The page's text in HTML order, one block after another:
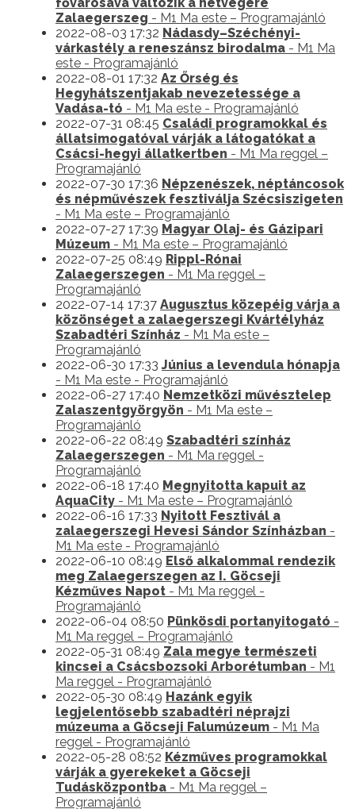
fővárosává változik a hétvégére
Zalaegerszeg - M1 Ma este – Programajánló
2022-08-03 17:32 Nádasdy–Széchényi-
várkastély a reneszánsz birodalma - M1 Ma
este - Programajánló
2022-08-01 17:32 Az Őrség és
Hegyhátszentjakab nevezetessége a
Vadása-tó - M1 Ma este - Programajánló
2022-07-31 08:45 Családi programokkal és
állatsimogatóval várják a látogatókat a
Csácsi-hegyi állatkertben - M1 Ma reggel –
Programajánló
2022-07-30 17:36 Népzenészek, néptáncosok
és népművészek fesztiválja Szécsiszigeten
- M1 Ma este – Programajánló
2022-07-27 17:39 Magyar Olaj- és Gázipari
Múzeum - M1 Ma este – Programajánló
2022-07-25 08:49 Rippl-Rónai
Zalaegerszegen - M1 Ma reggel –
Programajánló
2022-07-14 17:37 Augusztus közepéig várja a
közönséget a zalaegerszegi Kvártélyház
Szabadtéri Színház - M1 Ma este –
Programajánló
2022-06-30 17:33 Június a levendula hónapja
- M1 Ma este - Programajánló
2022-06-27 17:40 Nemzetközi művésztelep
Zalaszentgyörgyön - M1 Ma este –
Programajánló
2022-06-22 08:49 Szabadtéri színház
Zalaegerszegen - M1 Ma reggel -
Programajánló
2022-06-18 17:40 Megnyitotta kapuit az
AquaCity - M1 Ma este – Programajánló
2022-06-16 17:33 Nyitott Fesztivál a
zalaegerszegi Hevesi Sándor Színházban -
M1 Ma este - Programajánló
2022-06-10 08:49 Első alkalommal rendezik
meg Zalaegerszegen az I. Göcseji
Kézműves Napot - M1 Ma reggel -
Programajánló
2022-06-04 08:50 Pünkösdi portanyitogató -
M1 Ma reggel – Programajánló
2022-05-31 08:49 Zala megye természeti
kincsei a Csácsbozsoki Arborétumban - M1
Ma reggel - Programajánló
2022-05-30 08:49 Hazánk egyik
legjelentősebb szabadtéri néprajzi
múzeuma a Göcseji Falumúzeum - M1 Ma
reggel - Programajánló
2022-05-28 08:52 Kézműves programokkal
várják a gyerekeket a Göcseji
Tudásközpontba - M1 Ma reggel –
Programajánló